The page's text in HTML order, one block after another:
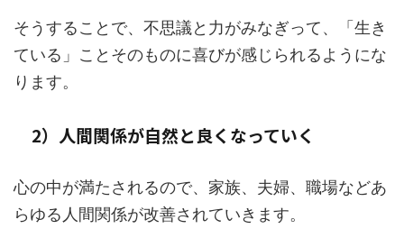
そうすることで、不思議と力がみなぎって、「生き
ている」ことそのものに喜びが感じられるようにな
ります。
2）人間関係が自然と良くなっていく
心の中が満たされるので、家族、夫婦、職場などあ
らゆる人間関係が改善されていきます。